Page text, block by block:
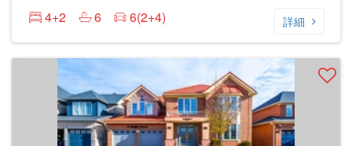
4+2
6 6(2+4) 詳細